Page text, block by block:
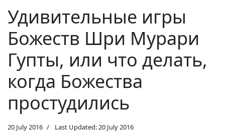
Удивительные игры
Божеств Шри Мурари
Гупты, или что делать,
когда Божества
простудились
20 July 2016 Last Updated: 20 July 2016